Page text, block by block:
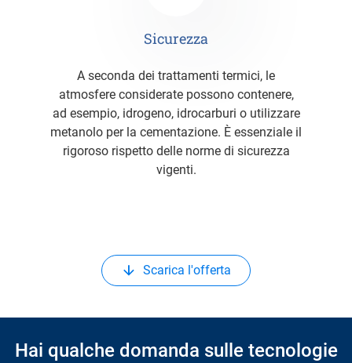
Sicurezza
A seconda dei trattamenti termici, le
atmosfere considerate possono contenere,
ad esempio, idrogeno, idrocarburi o utilizzare
metanolo per la cementazione. È essenziale il
rigoroso rispetto delle norme di sicurezza
vigenti.
Scarica l'offerta
Hai qualche domanda sulle tecnologie